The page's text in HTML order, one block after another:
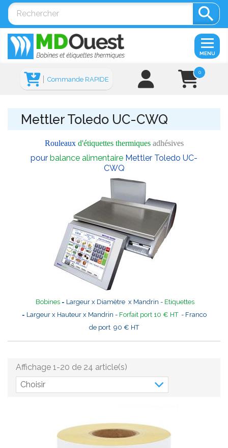

0
Commande RAPIDE
MENU
Mettler Toledo UC-CWQ
Rouleauxd'étiquettes thermiquesadhésives
pour balance alimentaire Mettler Toledo UC-
CWQ
Bobines = Largeur x Diamètre x Mandrin - Etiquettes
= Largeur x Hauteur x Mandrin - Forfait port 10 € HT- Franco
de port 90 € HT
Choisir
Affichage 1-20 de 24 article(s)